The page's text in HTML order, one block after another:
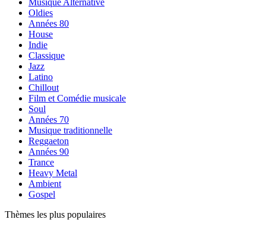
Musique Alternative
Oldies
Années 80
House
Indie
Classique
Jazz
Latino
Chillout
Film et Comédie musicale
Soul
Années 70
Musique traditionnelle
Reggaeton
Années 90
Trance
Heavy Metal
Ambient
Gospel
Thèmes les plus populaires